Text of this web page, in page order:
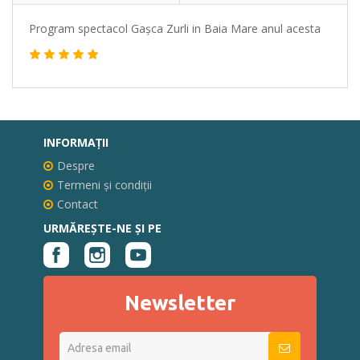
Program spectacol Gașca Zurli in Baia Mare anul acesta
INFORMAŢII
Despre
Termeni și condiții
Contact
URMĂREȘTE-NE ȘI PE
Newsletter